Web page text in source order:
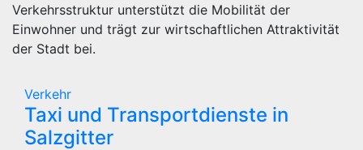
Verkehrsstruktur unterstützt die Mobilität der
Einwohner und trägt zur wirtschaftlichen Attraktivität
der Stadt bei.
Verkehr
Taxi und Transportdienste in
Salzgitter